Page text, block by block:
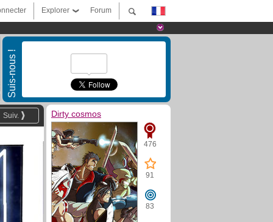
Forum
Explorer
Suis-nous !
Suiv. Dirty cosmos
476
91
83